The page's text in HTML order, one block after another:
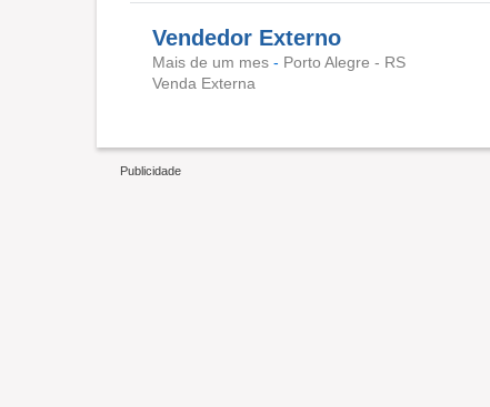
Vendedor Externo
Mais de um mes - Porto Alegre - RS
Venda Externa